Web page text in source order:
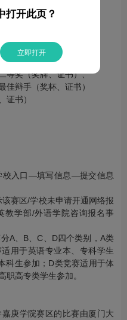
的1‰
的5‰
等奖（奖牌、证书）、
奖（证书）
等奖（奖牌、证书）、
手（奖杯、证书）
证书）
入口—填写信息—提交信息
赛区/学校未申请开通网络报
教学部/外语学院咨询报名事
A、B、C、D四个类别，A类
用于英语专业本、专科学生
科生参加；D类竞赛适用于体
职高专类学生参加。
庚学院赛区的比赛由厦门大
打开此页？
立即打开